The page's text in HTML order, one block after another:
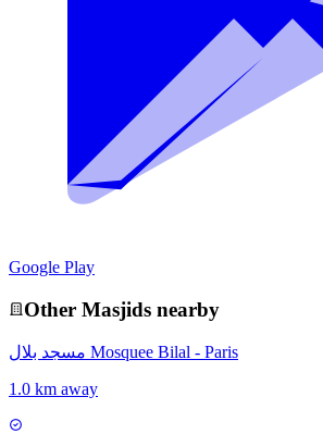
Google Play
Other Masjids nearby
مسجد بلال Mosquee Bilal - Paris
1.0 km away